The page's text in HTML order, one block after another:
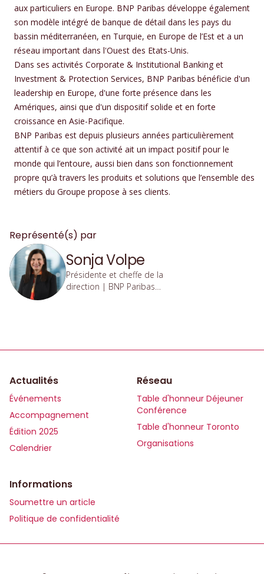
aux particuliers en Europe. BNP Paribas développe également
son modèle intégré de banque de détail dans les pays du
bassin méditerranéen, en Turquie, en Europe de l’Est et a un
réseau important dans l'Ouest des Etats-Unis.
Dans ses activités Corporate & Institutional Banking et
Investment & Protection Services, BNP Paribas bénéficie d'un
leadership en Europe, d'une forte présence dans les
Amériques, ainsi que d'un dispositif solide et en forte
croissance en Asie-Pacifique.
BNP Paribas est depuis plusieurs années particulièrement
attentif à ce que son activité ait un impact positif pour le
monde qui l’entoure, aussi bien dans son fonctionnement
propre qu’à travers les produits et solutions que l’ensemble des
métiers du Groupe propose à ses clients.
Représenté(s) par
Sonja Volpe
Présidente et cheffe de la
direction | BNP Paribas
Actualités
Événements
Accompagnement
Édition 2025
Calendrier
Réseau
Table d'honneur Déjeuner
Conférence
Table d'honneur Toronto
Organisations
Informations
Soumettre un article
Politique de confidentialité